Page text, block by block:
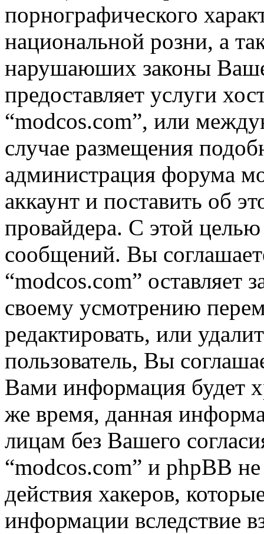
порнографического
национальной розни, а
нарушаюших законы
предоставляет услуги
“modcos.com”, или
случае размещения
администрация форума
аккаунт и поставить об
провайдера. С этой
сообщений. Вы
“modcos.com” оставляет
своему усмотрению
редактировать, или
пользователь, Вы
Вами информация будет
же время, данная
лицам без Вашего
“modcos.com” и phpBB не
действия хакеров,
информации вследствие